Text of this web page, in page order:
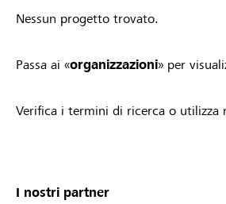
Nessun progetto trovato.
Passa ai «organizzazioni» per
Verifica i termini di ricerca o utilizza
I nostri partner